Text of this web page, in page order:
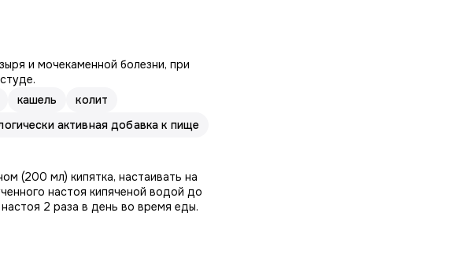
и мочекаменной болезни, при
кашель
колит
активная добавка к пище
(200 мл) кипятка, настаивать на
настоя кипяченой водой до
2 раза в день во время еды.